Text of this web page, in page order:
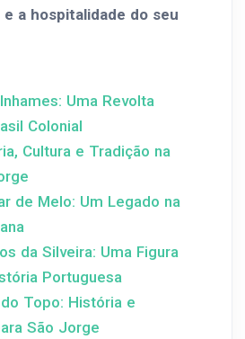
a hospitalidade do seu
Uma Revolta
Colonial
Cultura e Tradição na
de Melo: Um Legado na
da Silveira: Uma Figura
Portuguesa
Topo: História e
São Jorge